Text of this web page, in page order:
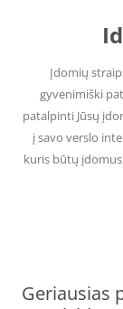
Įdomių
gyvenimiški
patalpinti Jūsų
į savo verslo
kuris būtų
Geriausias